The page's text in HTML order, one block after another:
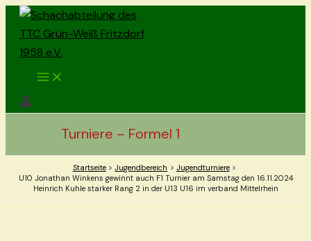
Zum
Inhalt
springen
Main
Menu
Turniere – Formel 1
Startseite Jugendbereich
Jugendturniere
U10 Jonathan Winkens gewinnt auch F1 Turnier am Samstag den 16.11.2024
Heinrich Kuhle starker Rang 2 in der U13 U16 im verband Mittelrhein